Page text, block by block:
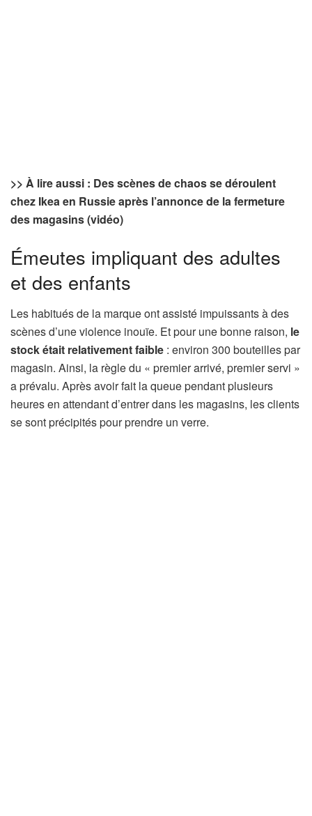
>> À lire aussi : Des scènes de chaos se déroulent
chez Ikea en Russie après l’annonce de la fermeture
des magasins (vidéo)
Émeutes impliquant des adultes
et des enfants
Les habitués de la marque ont assisté impuissants à des
scènes d’une violence inouïe. Et pour une bonne raison, le
stock était relativement faible : environ 300 bouteilles par
magasin. Ainsi, la règle du « premier arrivé, premier servi »
a prévalu. Après avoir fait la queue pendant plusieurs
heures en attendant d’entrer dans les magasins, les clients
se sont précipités pour prendre un verre.